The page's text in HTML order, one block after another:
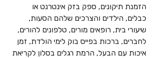
הזמנת תיקונים, ספק בזק אינטרנט או
כבלים, הילדים והצרכים שלהם הסעות,
שיעורי בית, רופאים מורים, טלפונים להורים,
לחברים, ברכות בפייס בוק לימי הולדת, זמן
איכות עם הבעל, הרמת רגלים בסלון לקריאת